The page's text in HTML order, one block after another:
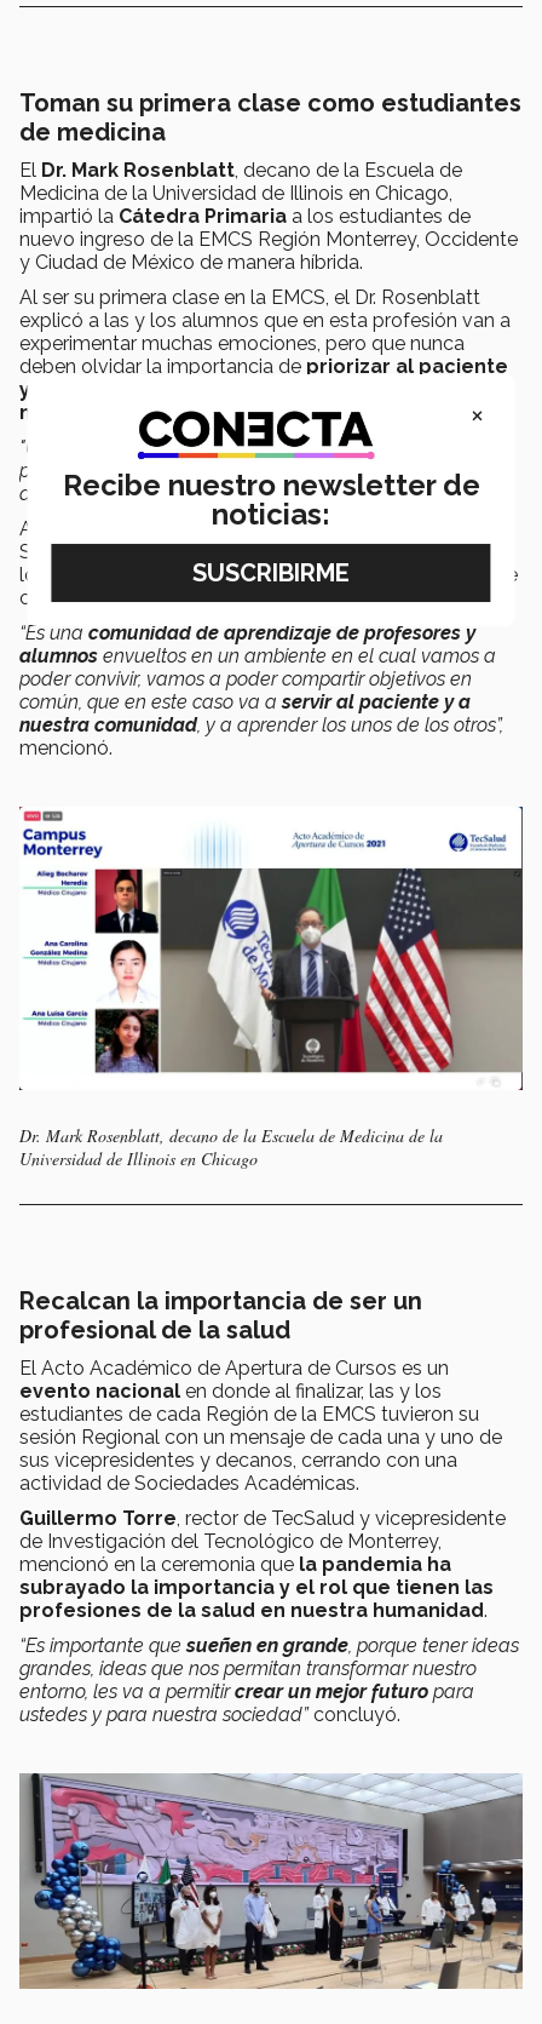
Toman su primera clase como estudiantes
de medicina
El Dr. Mark Rosenblatt , decano de la Escuela de
Medicina de la Universidad de Illinois en Chicago,
impartió la Cátedra Primaria a los estudiantes de
nuevo ingreso de la EMCS Región Monterrey, Occidente
y Ciudad de México de manera híbrida.
Al ser su primera clase en la EMCS, el Dr. Rosenblatt
explicó a las y los alumnos que en esta profesión van a
experimentar muchas emociones, pero que nunca
deben olvidar la importancia de priorizar al paciente
y buscar siempre entender su perspectiva y sus
necesidades.
"Ustedes son la próxima generación de excelentes
profesionales de la salud y van a hacer una gran
diferencia en el mundo”,señaló.
Asimismo, el
Dr. César Lucio, director nacional de
Sociedades Académicas de la EMCS, presentó a las y
los alumnos las
Sociedades Académicas
con las que
cuenta la EMCS y el objetivo de pertenecer a ellas.
“Es una comunidad de aprendizaje de profesores y
alumnos envueltos en un ambiente en el cual vamos a
poder convivir, vamos a poder compartir objetivos en
común, que en este caso va aservir al paciente y a
nuestra comunidad, y a aprender los unos de los otros”,
mencionó.
Dr. Mark Rosenblatt, decano de la Escuela de Medicina de la
Universidad de Illinois en Chicago
Recalcan la importancia de ser un
profesional de la salud
El Acto Académico de Apertura de Cursos es un
evento nacional en donde al finalizar, las y los
estudiantes de cada Región de la EMCS tuvieron su
sesión Regional con un mensaje de cada una y uno de
sus vicepresidentes y decanos, cerrando con una
actividad de Sociedades Académicas.
Guillermo Torre , rector de TecSalud y vicepresidente
de Investigación del Tecnológico de Monterrey,
mencionó en la ceremonia que la pandemia ha
subrayado la importancia y el rol que tienen las
profesiones de la salud en nuestra humanidad.
“Es importante quesueñen en grande , porque tener ideas
grandes, ideas que nos permitan transformar nuestro
entorno, les va a permitircrear un mejor futuro para
ustedes y para nuestra sociedad”concluyó.
×
Recibe nuestro newsletter de
noticias: